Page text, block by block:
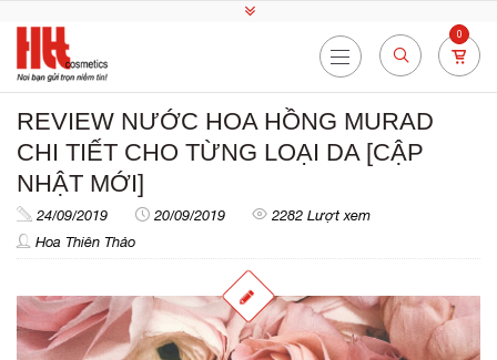
0
REVIEW NƯỚC HOA HỒNG MURAD
CHI TIẾT CHO TỪNG LOẠI DA [CẬP
NHẬT MỚI]
24/09/2019 20/09/2019
2282 Lượt xem
Hoa Thiên Thảo